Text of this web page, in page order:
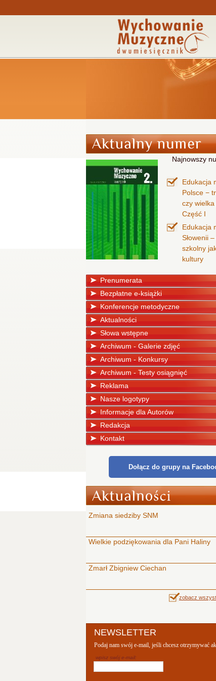
Najnowszy
Edukacja
Polsce −
czy wielka
Część I
Edukacja
Słowenii
szkolny
kultury
Prenumerata
Bezpłatne e-książki
Konferencje metodyczne
Aktualności
Słowa wstępne
Archiwum - Galerie zdjęć
Archiwum - Konkursy
Archiwum - Testy osiągnięć
Reklama
Nasze logotypy
Informacje dla Autorów
Redakcja
Kontakt
Dołącz do grupy na
Zmiana siedziby SNM
Wielkie podziękowania dla Pani Haliny
Zmarł Zbigniew Ciechan
zobacz
NEWSLETTER
Podaj nam swój e-mail, jeśli chcesz otrzymywać
wpisz swój e-mail: